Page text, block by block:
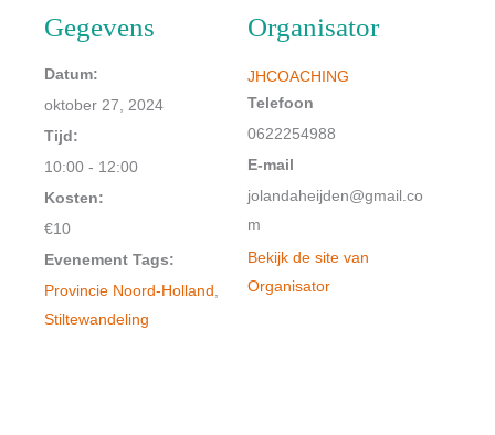
Gegevens
Datum:
oktober 27, 2024
Tijd:
10:00 - 12:00
Kosten:
€10
Evenement Tags:
Provincie Noord-Holland
Stiltewandeling
Organisator
JHCOACHING
Telefoon
0622254988
E-mail
jolandaheijden@gmail.co
m
Bekijk de site van
Organisator